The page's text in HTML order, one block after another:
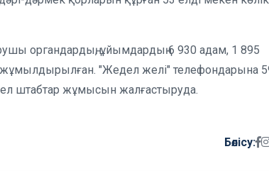
органдардың, ұйымдардың 6 930 адам, 1 895
жұмылдырылған. "Жедел желі" телефондарына
штабтар жұмысын жалғастыруда.
Бөлісу: